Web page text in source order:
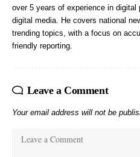
over 5 years of experience in
digital media. He covers national
trending topics, with a focus on
friendly reporting.
Leave a Comment
Your email address will not be